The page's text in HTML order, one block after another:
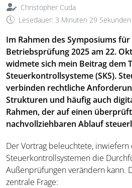
Christopher Cuda
Lesedauer: 3 Minuten 29 Sekunden
Im Rahmen des Symposiums
Betriebsprüfung 2025 am 22.
widmete sich mein Beitrag dem
Steuerkontrollsysteme (SKS).
verbinden rechtliche
Strukturen und häufig auch
Rahmen, der auf einen
nachvollziehbaren Ablauf
Der Vortrag beleuchtete, inwiefern
Steuerkontrollsystemen die
Außenprüfungen verändern kann.
zentrale Frage: